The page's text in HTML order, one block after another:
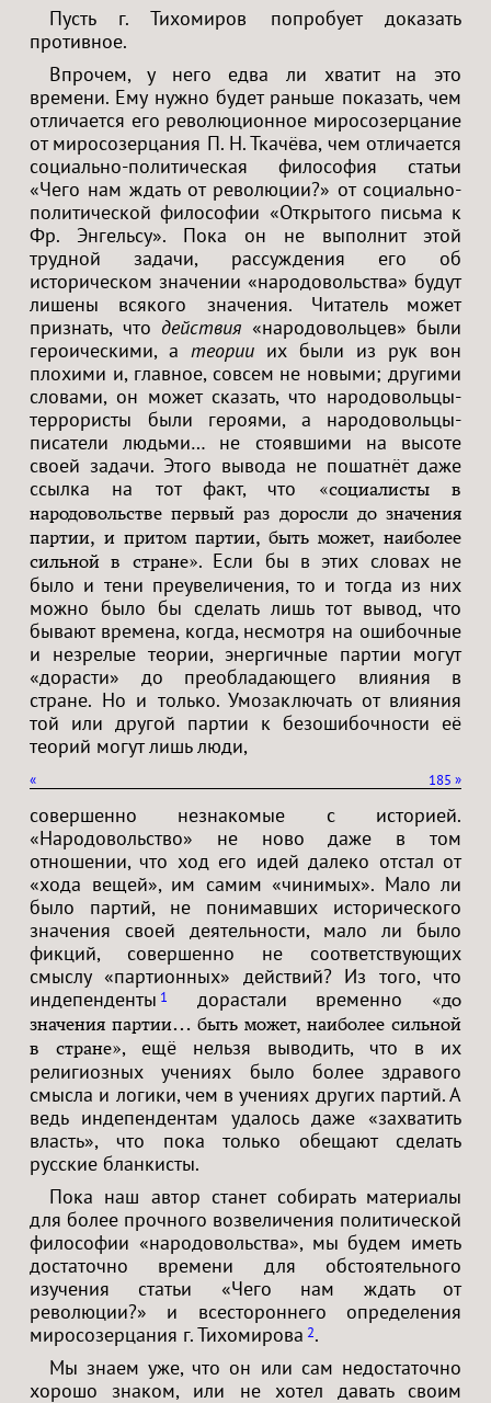
Пусть г. Тихомиров попробует доказать
противное.
Впрочем, у него едва ли хватит на это
времени. Ему нужно будет раньше показать, чем
отличается его революционное миросозерцание
от миросозерцания П. Н. Ткачёва, чем отличается
социально-политическая философия статьи
«Чего нам ждать от революции?» от социально-
политической философии «Открытого письма к
Фр. Энгельсу». Пока он не выполнит этой
трудной задачи, рассуждения его об
историческом значении «народовольства» будут
лишены всякого значения. Читатель может
признать, что действия «народовольцев» были
героическими, а теории их были из рук вон
плохими и, главное, совсем не новыми; другими
словами, он может сказать, что народовольцы-
террористы были героями, а народовольцы-
писатели людьми… не стоявшими на высоте
своей задачи. Этого вывода не пошатнёт даже
ссылка на тот факт, что
«социалисты в
народовольстве первый раз доросли до значения
партии, и притом партии, быть может, наиболее
сильной в стране». Если бы в этих словах не
было и тени преувеличения, то и тогда из них
можно было бы сделать лишь тот вывод, что
бывают времена, когда, несмотря на ошибочные
и незрелые теории, энергичные партии могут
«дорасти» до преобладающего влияния в
стране. Но и только. Умозаключать от влияния
той или другой партии к безошибочности её
теорий могут лишь люди,
« »
185
совершенно незнакомые с историей.
«Народовольство» не ново даже в том
отношении, что ход его идей далеко отстал от
«хода вещей», им самим «чинимых». Мало ли
было партий, не понимавших исторического
значения своей деятельности, мало ли было
фикций, совершенно не соответствующих
смыслу «партионных» действий? Из того, что
индепенденты 1 дорастали временно
«до
значения партии… быть может, наиболее сильной
в стране», ещё нельзя выводить, что в их
религиозных учениях было более здравого
смысла и логики, чем в учениях других партий. А
ведь индепендентам удалось даже «захватить
власть», что пока только обещают сделать
русские бланкисты.
Пока наш автор станет собирать материалы
для более прочного возвеличения политической
философии «народовольства», мы будем иметь
достаточно времени для обстоятельного
изучения статьи «Чего нам ждать от
революции?» и всестороннего определения
миросозерцания г. Тихомирова 2.
Мы знаем уже, что он или сам недостаточно
хорошо знаком, или не хотел давать своим